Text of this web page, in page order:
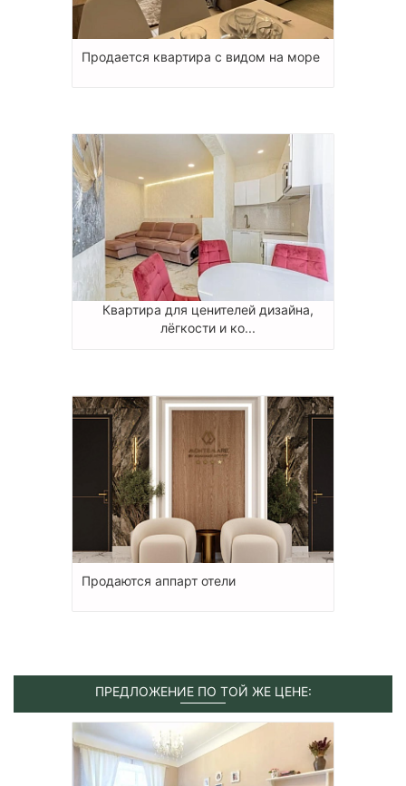
Продается квартира с видом на море
Квартира для ценителей дизайна,
лёгкости и ко...
Продаются аппарт отели
ПРЕДЛОЖЕНИЕ ПО ТОЙ ЖЕ ЦЕНЕ: